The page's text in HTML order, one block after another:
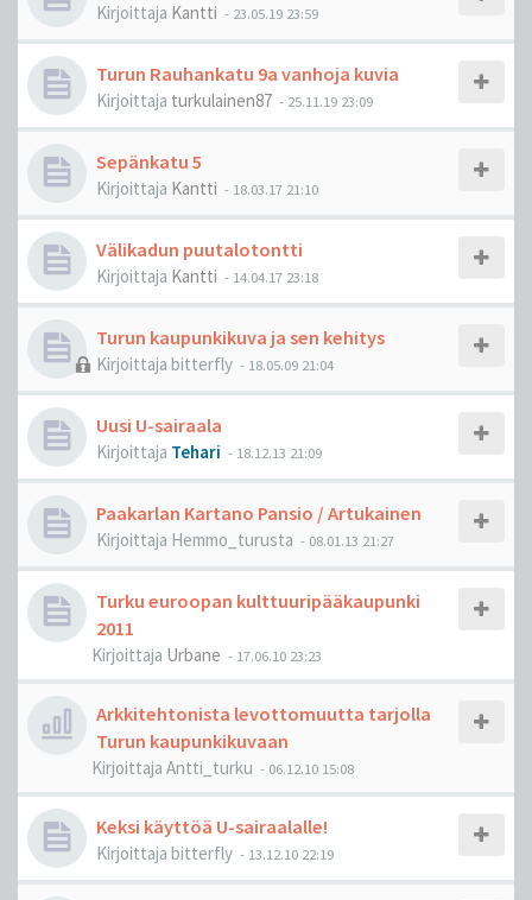
Kirjoittaja Kantti - 23.05.19 23:59
Turun Rauhankatu 9a vanhoja kuvia
Kirjoittaja turkulainen87 - 25.11.19 23:09
Sepänkatu 5
Kirjoittaja Kantti - 18.03.17 21:10
Välikadun puutalotontti
Kirjoittaja Kantti - 14.04.17 23:18
Turun kaupunkikuva ja sen kehitys
Kirjoittaja bitterfly - 18.05.09 21:04
Uusi U-sairaala
Kirjoittaja Tehari - 18.12.13 21:09
Paakarlan Kartano Pansio / Artukainen
Kirjoittaja Hemmo_turusta - 08.01.13 21:27
Turku euroopan kulttuuripääkaupunki
2011
Kirjoittaja Urbane - 17.06.10 23:23
Arkkitehtonista levottomuutta tarjolla
Turun kaupunkikuvaan
Kirjoittaja Antti_turku - 06.12.10 15:08
Keksi käyttöä U-sairaalalle!
Kirjoittaja bitterfly - 13.12.10 22:19